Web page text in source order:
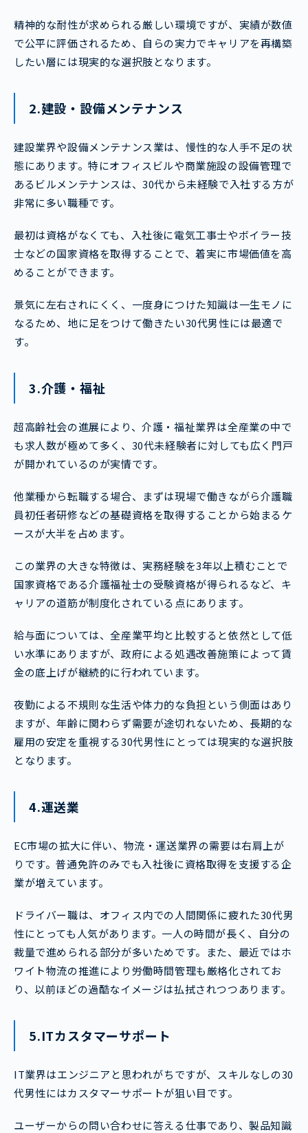
精神的な耐性が求められる厳しい環境ですが、実績が数値
で公平に評価されるため、自らの実力でキャリアを再構築
したい層には現実的な選択肢となります。
2.建設・設備メンテナンス
建設業界や設備メンテナンス業は、慢性的な人手不足の状
態にあります。特にオフィスビルや商業施設の設備管理で
あるビルメンテナンスは、30代から未経験で入社する方が
非常に多い職種です。
最初は資格がなくても、入社後に電気工事士やボイラー技
士などの国家資格を取得することで、着実に市場価値を高
めることができます。
景気に左右されにくく、一度身につけた知識は一生モノに
なるため、地に足をつけて働きたい30代男性には最適で
す。
3.介護・福祉
超高齢社会の進展により、介護・福祉業界は全産業の中で
も求人数が極めて多く、30代未経験者に対しても広く門戸
が開かれているのが実情です。
他業種から転職する場合、まずは現場で働きながら介護職
員初任者研修などの基礎資格を取得することから始まるケ
ースが大半を占めます。
この業界の大きな特徴は、実務経験を3年以上積むことで
国家資格である介護福祉士の受験資格が得られるなど、キ
ャリアの道筋が制度化されている点にあります。
給与面については、全産業平均と比較すると依然として低
い水準にありますが、政府による処遇改善施策によって賃
金の底上げが継続的に行われています。
夜勤による不規則な生活や体力的な負担という側面はあり
ますが、年齢に関わらず需要が途切れないため、長期的な
雇用の安定を重視する30代男性にとっては現実的な選択肢
となります。
4.運送業
EC市場の拡大に伴い、物流・運送業界の需要は右肩上が
りです。普通免許のみでも入社後に資格取得を支援する企
業が増えています。
ドライバー職は、オフィス内での人間関係に疲れた30代男
性にとっても人気があります。一人の時間が長く、自分の
裁量で進められる部分が多いためです。また、最近ではホ
ワイト物流の推進により労働時間管理も厳格化されてお
り、以前ほどの過酷なイメージは払拭されつつあります。
5.ITカスタマーサポート
IT業界はエンジニアと思われがちですが、スキルなしの30
代男性にはカスタマーサポートが狙い目です。
ユーザーからの問い合わせに答える仕事であり、製品知識